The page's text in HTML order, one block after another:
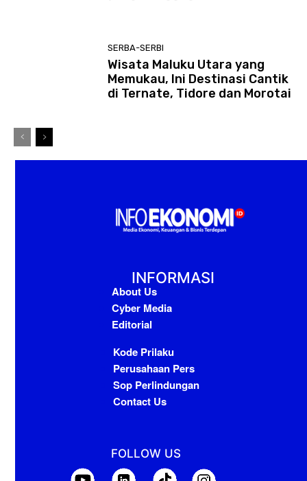
SERBA-SERBI
Wisata Maluku Utara yang
Memukau, Ini Destinasi Cantik
di Ternate, Tidore dan Morotai
INFORMASI
About Us
Cyber Media
Editorial
Kode Prilaku
Perusahaan Pers
Sop Perlindungan
Contact Us
FOLLOW US